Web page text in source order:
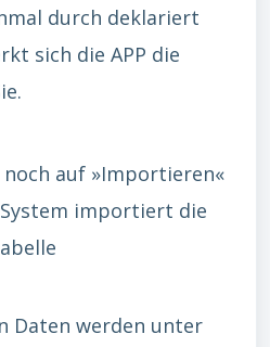
durch deklariert
sich die APP die
auf »Importieren«
importiert die
Daten werden unter